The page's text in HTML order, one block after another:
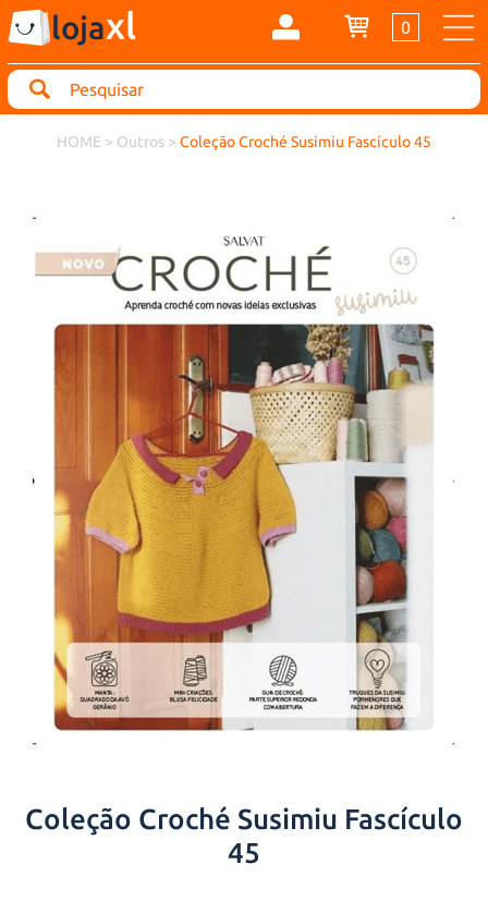
lojaxl
Search
0
HOME > Outros > Coleção Croché Susimiu Fascículo 45
Coleção Croché Susimiu Fascículo
45